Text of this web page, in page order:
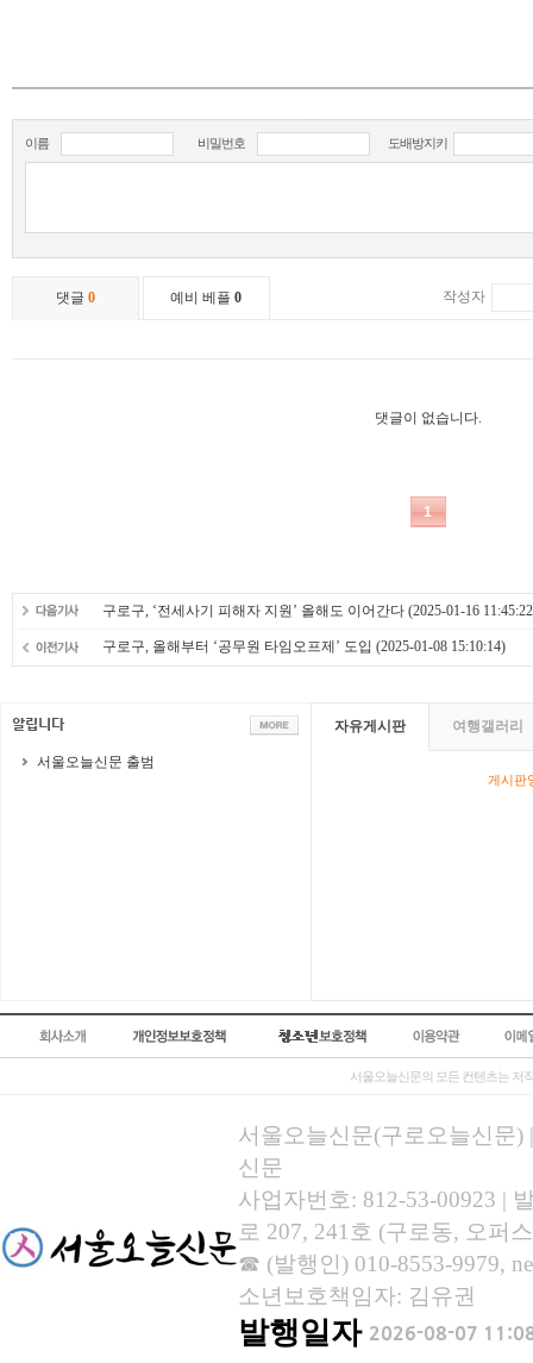
구로구, ‘전세사기 피해자 지원’ 올해도 이어간다 (2025-01-16
구로구, 올해부터 ‘공무원 타임오프제’ 도입 (2025-01-08 15:10:14)
서울오늘신문 출범
자유게시판 여행갤러리
게시판
서울오늘신문의 모든 컨텐츠는 저
서울오늘신문(구로오늘신문)
신문
사업자번호: 812-53-00923 |
로 207, 241호 (구로동, 오퍼
☎ (발행인) 010-8553-9979,
소년보호책임자: 김유권
발행일자